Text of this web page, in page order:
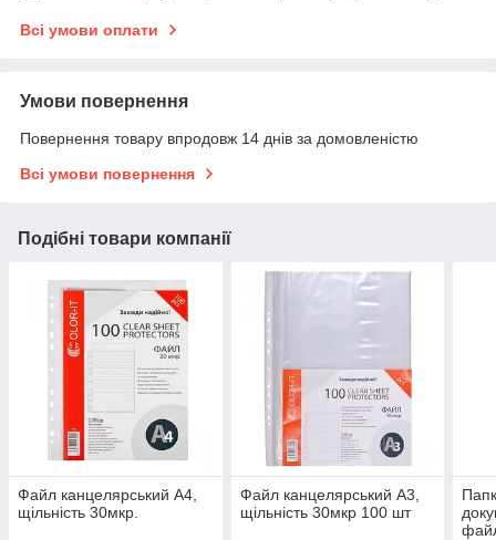
Всі умови оплати
Умови повернення
Повернення товару впродовж 14 днів за домовленістю
Всі умови повернення
Подібні товари компанії
Файл канцелярський А4,
щільність 30мкр.
Файл канцелярський А3,
щільність 30мкр 100 шт